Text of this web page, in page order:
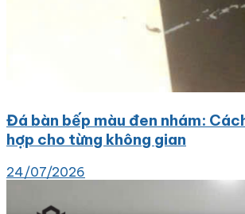
Đá bàn bếp màu đen nhám:
hợp cho từng không gian
24/07/2026